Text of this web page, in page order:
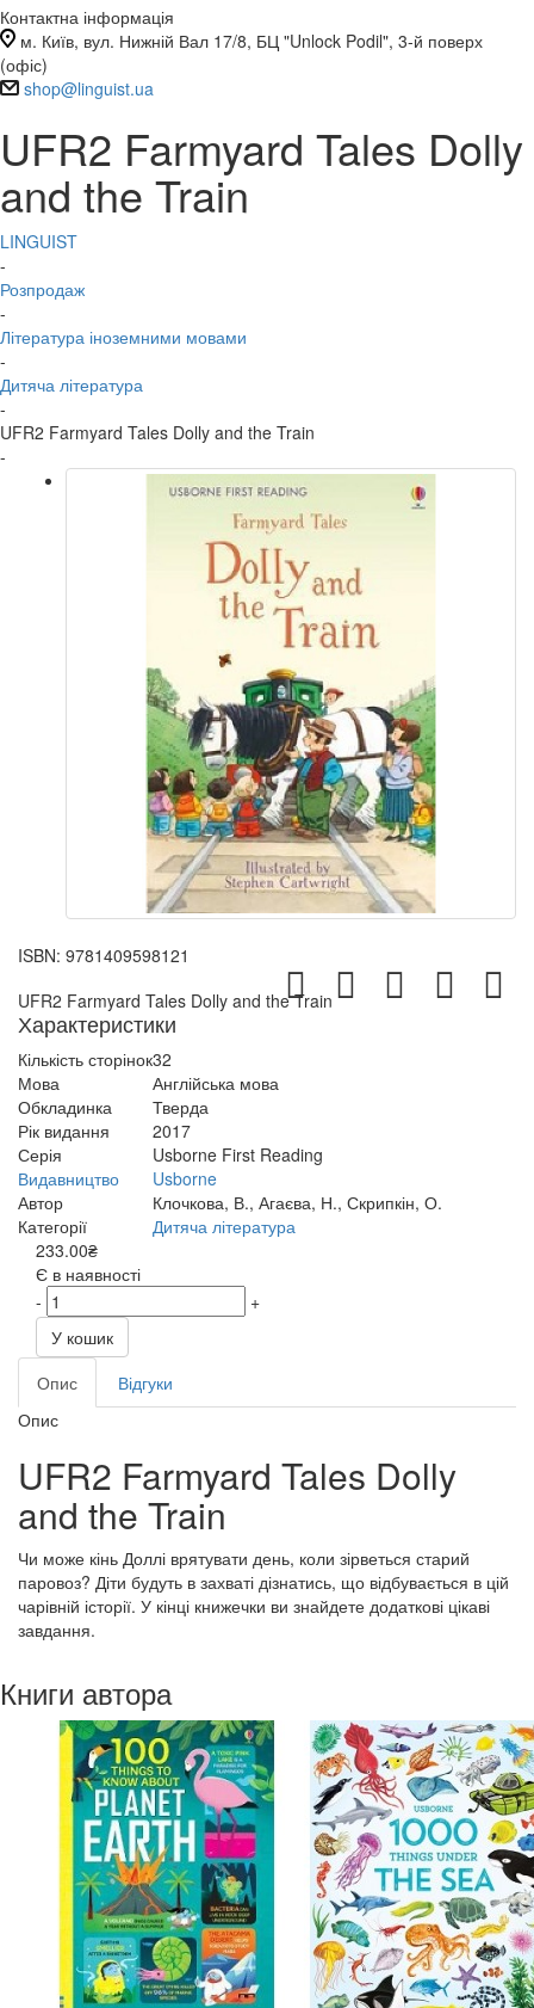
Контактна інформація
м. Київ, вул. Нижній Вал 17/8, БЦ "Unlock Podil", 3-й поверх
(офіс)
shop@linguist.ua
UFR2 Farmyard Tales Dolly
and the Train
LINGUIST
-
Розпродаж
-
Література іноземними мовами
-
Дитяча література
-
UFR2 Farmyard Tales Dolly and the Train
-
ISBN: 9781409598121
UFR2 Farmyard Tales Dolly and the Train
Характеристики
Кількість сторінок32
Мова
Англійська мова
Обкладинка
Тверда
Рік видання
2017
Серія
Usborne First Reading
Видавництво
Usborne
Автор
Клочкова, В., Агаєва, Н., Скрипкін, О.
Категорії
Дитяча література
233.00₴
Є в наявності
-
+
У кошик
Опис
Відгуки
Опис
UFR2 Farmyard Tales Dolly
and the Train
Чи може кінь Доллі врятувати день, коли зірветься старий
паровоз? Діти будуть в захваті дізнатись, що відбувається в цій
чарівній історії. У кінці книжечки ви знайдете додаткові цікаві
завдання.
Книги автора